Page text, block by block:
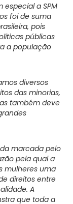
especial a SPM
foi de suma
pois
públicas
a população
diversos
das minorias,
também deve
marcada pelo
pela qual a
mulheres uma
direitos entre
A
que toda a